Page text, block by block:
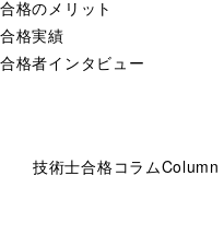
合格のメリット
合格実績
合格者インタビュー
技術士合格コラムColumn